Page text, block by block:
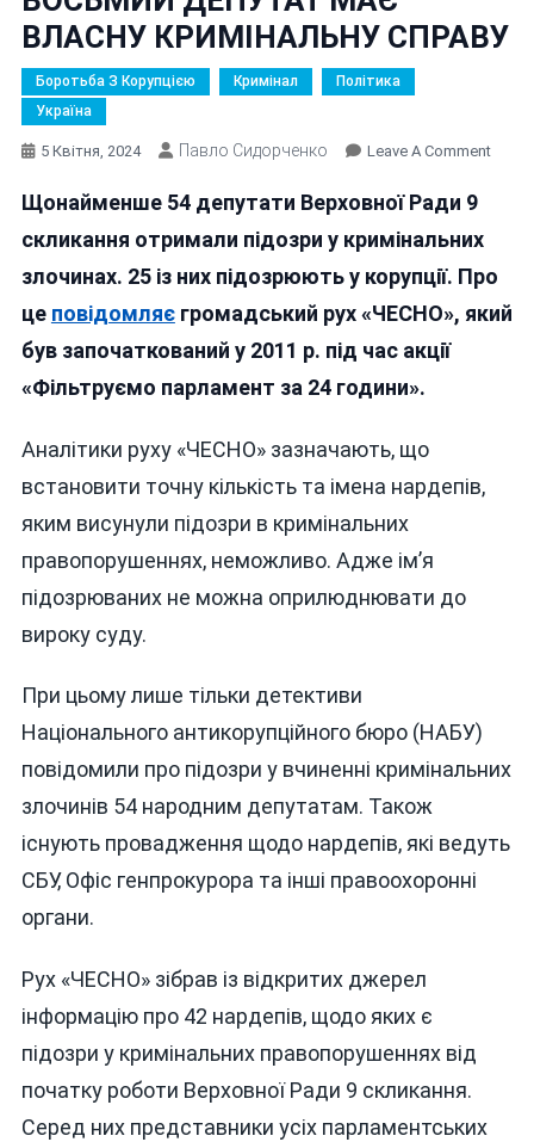
ВЛАСНУ КРИМІНАЛЬНУ СПРАВУ
Боротьба З Корупцією Кримінал
Політика
Україна
5 Квітня, 2024 Павло Сидорченко Leave A CommentOn
Щонайменше 54 депутати Верховної Ради 9
скликання отримали підозри у кримінальних
злочинах. 25 із них підозрюють у корупції. Про
це повідомляєгромадський рух «ЧЕСНО», який
був започаткований у 2011 р. під час акції
«Фільтруємо парламент за 24 години».
Аналітики руху «ЧЕСНО» зазначають, що
встановити точну кількість та імена нардепів,
яким висунули підозри в кримінальних
правопорушеннях, неможливо. Адже ім’я
підозрюваних не можна оприлюднювати до
вироку суду.
При цьому лише тільки детективи
Національного антикорупційного бюро (НАБУ)
повідомили про підозри у вчиненні кримінальних
злочинів 54 народним депутатам. Також
існують провадження щодо нардепів, які ведуть
СБУ, Офіс генпрокурора та інші правоохоронні
органи.
Рух «ЧЕСНО» зібрав із відкритих джерел
інформацію про 42 нардепів, щодо яких є
підозри у кримінальних правопорушеннях від
початку роботи Верховної Ради 9 скликання.
Серед них представники усіх парламентських